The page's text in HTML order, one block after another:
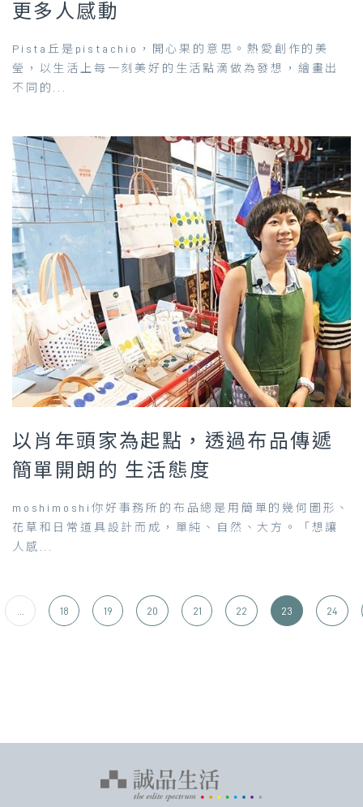
更多人感動
Pista丘是pistachio，開心果的意思。熱愛創作的美
瑩，以生活上每一刻美好的生活點滴做為發想，繪畫出
不同的...
以肖年頭家為起點，透過布品傳遞
簡單開朗的 生活態度
moshimoshi你好事務所的布品總是用簡單的幾何圖形、
花草和日常道具設計而成，單純、自然、大方。「想讓
人感...
18 19 20 21 22 23 24